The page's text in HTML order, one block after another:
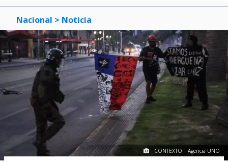
Nacional > Noticia
CONTEXTO | Agencia UNO